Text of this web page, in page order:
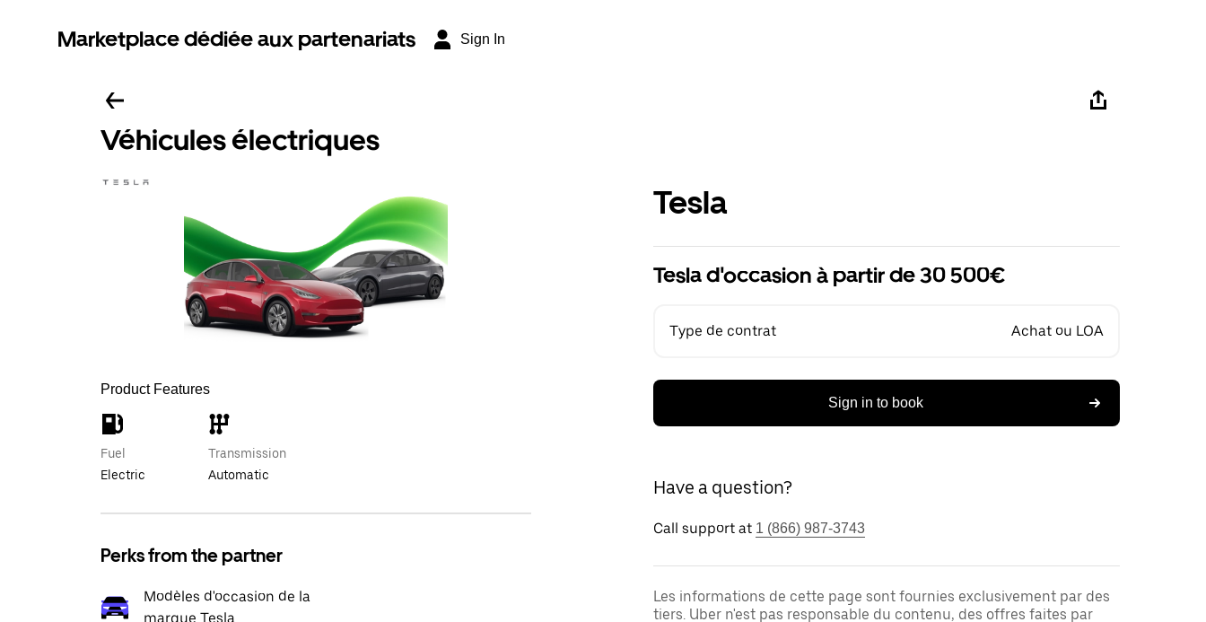
Marketplace dédiée aux partenariats Sign In
Véhicules électriques
Product Features
Fuel
Electric
Transmission
Automatic
Perks from the partner
Modèles d'occasion de la
marque Tesla
Tesla
Tesla d'occasion à partir de 30 500€
Type de contrat Achat ou LOA
Sign in to book
Have a question?
Call support at 1 (866) 987-3743
Les informations de cette page sont fournies exclusivement par des
tiers. Uber n'est pas responsable du contenu, des offres faites par